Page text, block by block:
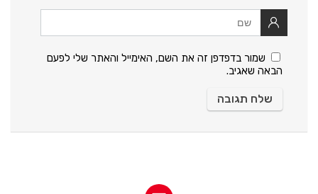
שמור בדפדפן זה את השם, האימייל והאתר שלי לפעם
הבאה שאגיב.